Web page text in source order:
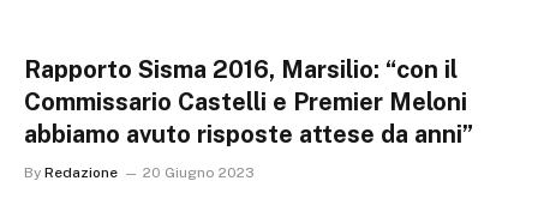
Rapporto Sisma 2016, Marsilio: “con il
Commissario Castelli e Premier Meloni
abbiamo avuto risposte attese da anni”
By Redazione 20 Giugno 2023